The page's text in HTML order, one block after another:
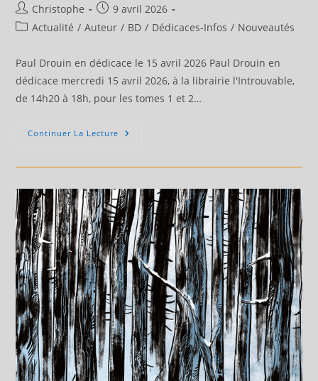
Auteur/autrice
de
Christophe
Publication
publiée :
9 avril 2026
PostActualité / Auteur / BD / Dédicaces-Infos / Nouveautés
Paul Drouin en dédicace le 15 avril 2026 Paul Drouin en
dédicace mercredi 15 avril 2026, à la librairie l'Introuvable,
de 14h20 à 18h, pour les tomes 1 et 2…
Continuer La Lecture Paul
Avril
2026